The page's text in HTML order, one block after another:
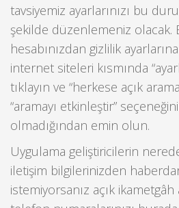
tavsiyemiz ayarlarınızı bu
şekilde düzenlemeniz olacak.
hesabınızdan gizlilik
internet siteleri kısmında
tıklayın ve “herkese açık
“aramayı etkinleştir”
olmadığından emin olun.
Uygulama geliştiricilerin nerede
iletişim bilgilerinizden
istemiyorsanız açık